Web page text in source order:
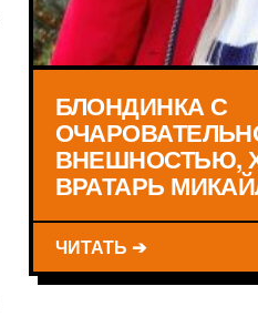
БЛОНДИНКА С
ВНЕШНОСТЬЮ,
ВРАТАРЬ
ЧИТАТЬ ➔